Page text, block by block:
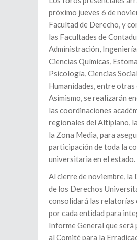
próximo jueves 6 de
Facultad de Derecho, y
las Facultades de
Administración,
Ciencias Químicas,
Psicología, Ciencias
Humanidades, entre otras
Asimismo, se realizarán
las coordinaciones
regionales del Altiplano,
la Zona Media, para
participación de toda la
universitaria en el estado.
Al cierre de noviembre, la
de los Derechos
consolidará las relatorías
por cada entidad para
Informe General que será
al Comité para la